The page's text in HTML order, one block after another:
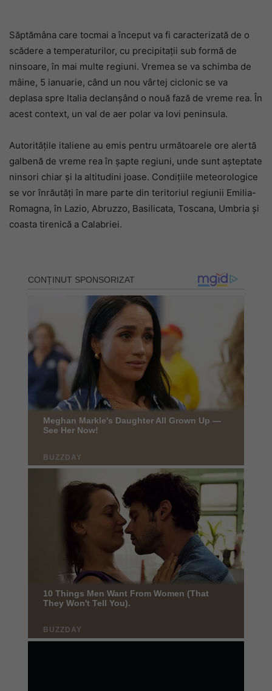
Săptămâna care tocmai a început va fi caracterizată de o
scădere a temperaturilor, cu precipitații sub formă de
ninsoare, în mai multe regiuni. Vremea se va schimba de
mâine, 5 ianuarie, când un nou vârtej ciclonic se va
deplasa spre Italia declanșând o nouă fază de vreme rea. În
acest context, un val de aer polar va lovi peninsula.
Autoritățile italiene au emis pentru următoarele ore alertă
galbenă de vreme rea în șapte regiuni, unde sunt așteptate
ninsori chiar și la altitudini joase. Condițiile meteorologice
se vor înrăutăți în mare parte din teritoriul regiunii Emilia-
Romagna, în Lazio, Abruzzo, Basilicata, Toscana, Umbria și
coasta tirenică a Calabriei.